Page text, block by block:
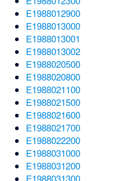
E1988012900
E1988013000
E1988013001
E1988013002
E1988020500
E1988020800
E1988021100
E1988021500
E1988021600
E1988021700
E1988022200
E1988031000
E1988031200
E1988031300